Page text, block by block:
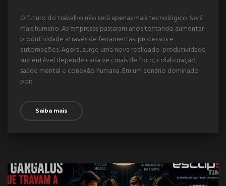
O futuro do trabalho não será apenas mais tecnológico. Será
mais humano. As empresas passaram anos tentando aumentar
produtividade através de ferramentas, processos e
automações. Agora, surge uma nova realidade: produtividade
sustentável depende cada vez mais de foco, colaboração,
saúde mental e conexão humana. Em um cenário dominado
por:
Saiba mais